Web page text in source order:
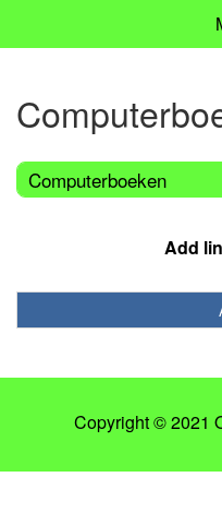
Computerboeken
Add
Copyright © 2021